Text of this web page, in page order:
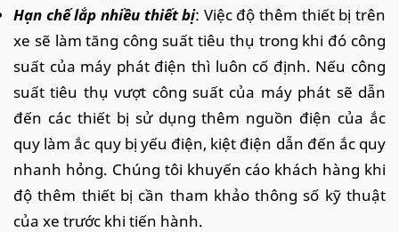
Hạn chế lắp nhiều thiết bị: Việc độ thêm thiết bị trên
xe sẽ làm tăng công suất tiêu thụ trong khi đó công
suất của máy phát điện thì luôn cố định. Nếu công
suất tiêu thụ vượt công suất của máy phát sẽ dẫn
đến các thiết bị sử dụng thêm nguồn điện của ắc
quy làm ắc quy bị yếu điện, kiệt điện dẫn đến ắc quy
nhanh hỏng. Chúng tôi khuyến cáo khách hàng khi
độ thêm thiết bị cần tham khảo thông số kỹ thuật
của xe trước khi tiến hành.